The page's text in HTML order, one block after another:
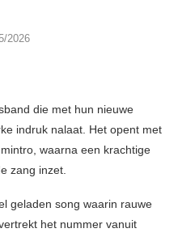
2026
die met hun nieuwe
indruk nalaat. Het opent met
waarna een krachtige
zang inzet.
geladen song waarin rauwe
het nummer vanuit